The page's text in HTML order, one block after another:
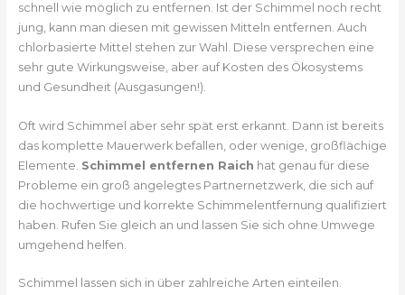
schnell wie möglich zu entfernen. Ist der Schimmel noch recht
jung, kann man diesen mit gewissen Mitteln entfernen. Auch
chlorbasierte Mittel stehen zur Wahl. Diese versprechen eine
sehr gute Wirkungsweise, aber auf Kosten des Ökosystems
und Gesundheit (Ausgasungen!).
Oft wird Schimmel aber sehr spät erst erkannt. Dann ist bereits
das komplette Mauerwerk befallen, oder wenige, großflächige
Elemente. Schimmel entfernen Raich hat genau für diese
Probleme ein groß angelegtes Partnernetzwerk, die sich auf
die hochwertige und korrekte Schimmelentfernung qualifiziert
haben. Rufen Sie gleich an und lassen Sie sich ohne Umwege
umgehend helfen.
Schimmel lassen sich in über zahlreiche Arten einteilen.